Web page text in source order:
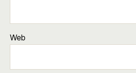
Web